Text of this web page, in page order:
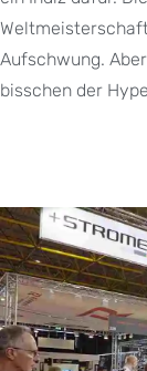
Aufschwung.
bisschen der